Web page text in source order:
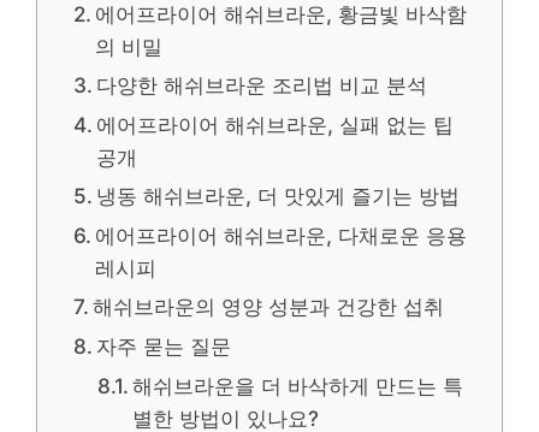
에어프라이어 해쉬브라운, 황금빛 바삭함
의 비밀
다양한 해쉬브라운 조리법 비교 분석
에어프라이어 해쉬브라운, 실패 없는 팁
공개
냉동 해쉬브라운, 더 맛있게 즐기는 방법
에어프라이어 해쉬브라운, 다채로운 응용
레시피
해쉬브라운의 영양 성분과 건강한 섭취
자주 묻는 질문
해쉬브라운을 더 바삭하게 만드는 특
별한 방법이 있나요?